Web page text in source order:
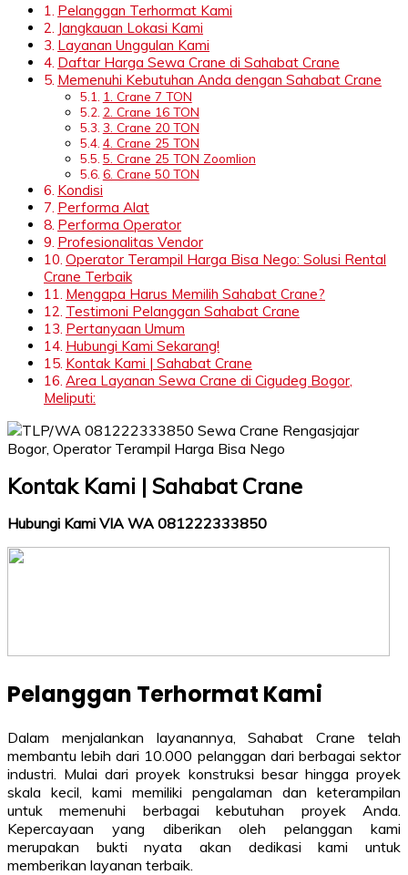
Pelanggan Terhormat Kami
Jangkauan Lokasi Kami
Layanan Unggulan Kami
Daftar Harga Sewa Crane di Sahabat Crane
Memenuhi Kebutuhan Anda dengan Sahabat Crane
1. Crane 7 TON
2. Crane 16 TON
3. Crane 20 TON
4. Crane 25 TON
5. Crane 25 TON Zoomlion
6. Crane 50 TON
Kondisi
Performa Alat
Performa Operator
Profesionalitas Vendor
Operator Terampil Harga Bisa Nego: Solusi Rental
Crane Terbaik
Mengapa Harus Memilih Sahabat Crane?
Testimoni Pelanggan Sahabat Crane
Pertanyaan Umum
Hubungi Kami Sekarang!
Kontak Kami | Sahabat Crane
Area Layanan Sewa Crane di Cigudeg Bogor,
Meliputi:
Kontak Kami | Sahabat Crane
Hubungi Kami VIA WA 081222333850
Pelanggan Terhormat Kami
Dalam menjalankan layanannya, Sahabat Crane telah
membantu lebih dari 10.000 pelanggan dari berbagai sektor
industri. Mulai dari proyek konstruksi besar hingga proyek
skala kecil, kami memiliki pengalaman dan keterampilan
untuk memenuhi berbagai kebutuhan proyek Anda.
Kepercayaan yang diberikan oleh pelanggan kami
merupakan bukti nyata akan dedikasi kami untuk
memberikan layanan terbaik.